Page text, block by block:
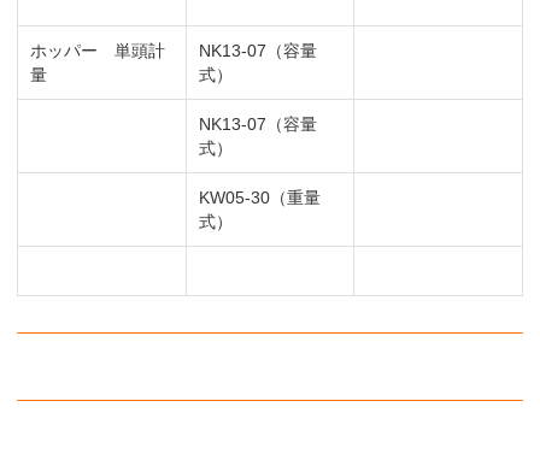
ホッパー 単頭計
量
NK13-07（容量
式）
NK13-07（容量
式）
KW05-30（重量
式）